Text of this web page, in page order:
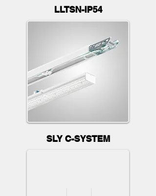
LLTSN-IP54
SLY C-SYSTEM